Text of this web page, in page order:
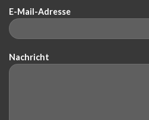
E-Mail-Adresse
Nachricht